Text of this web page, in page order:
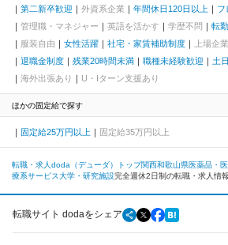
第二新卒歓迎 外資系企業 年間休日120日以上
フ
管理職・マネジャー
英語を活かす 学歴不問
転
服装自由
女性活躍 社宅・家賃補助制度 上場企業
退職金制度
残業20時間未満 職種未経験歓迎 土
海外出張あり
U・Iターン支援あり
ほかの固定給で探す
固定給25万円以上 固定給35万円以上
転職・求人doda（デューダ）トップ関西和歌山県医薬品・
療系サービス大学・研究施設完全週休2日制の転職・求人情報
転職サイト dodaをシェア